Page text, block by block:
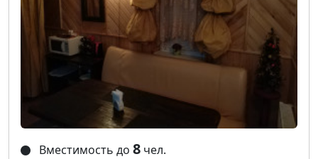
Вместимость до 8 чел.